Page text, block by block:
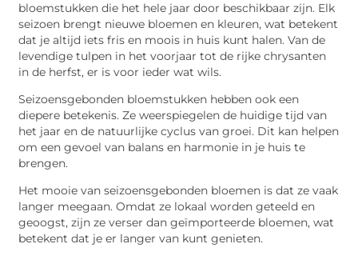
bloemstukken die het hele jaar door beschikbaar zijn. Elk
seizoen brengt nieuwe bloemen en kleuren, wat betekent
dat je altijd iets fris en moois in huis kunt halen. Van de
levendige tulpen in het voorjaar tot de rijke chrysanten
in de herfst, er is voor ieder wat wils.
Seizoensgebonden bloemstukken hebben ook een
diepere betekenis. Ze weerspiegelen de huidige tijd van
het jaar en de natuurlijke cyclus van groei. Dit kan helpen
om een gevoel van balans en harmonie in je huis te
brengen.
Het mooie van seizoensgebonden bloemen is dat ze vaak
langer meegaan. Omdat ze lokaal worden geteeld en
geoogst, zijn ze verser dan geïmporteerde bloemen, wat
betekent dat je er langer van kunt genieten.